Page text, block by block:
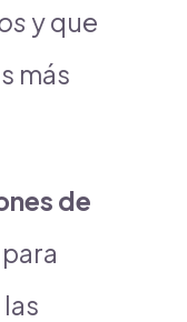
y que
más
de